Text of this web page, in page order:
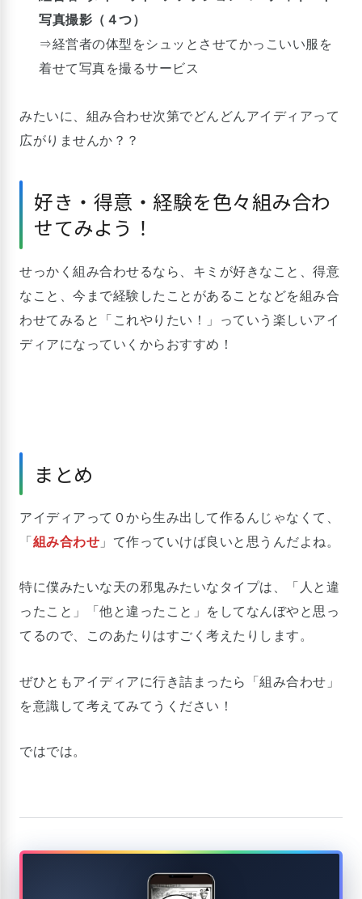
写真撮影（４つ）
⇒経営者の体型をシュッとさせてかっこいい服を
着せて写真を撮るサービス
みたいに、組み合わせ次第でどんどんアイディアって
広がりませんか？？
好き・得意・経験を色々組み合わ
せてみよう！
せっかく組み合わせるなら、キミが好きなこと、得意
なこと、今まで経験したことがあることなどを組み合
わせてみると「これやりたい！」っていう楽しいアイ
ディアになっていくからおすすめ！
まとめ
アイディアって０から生み出して作るんじゃなくて、
「 組み合わせ 」て作っていけば良いと思うんだよね。
特に僕みたいな天の邪鬼みたいなタイプは、「人と違
ったこと」「他と違ったこと」をしてなんぼやと思っ
てるので、このあたりはすごく考えたりします。
ぜひともアイディアに行き詰まったら「組み合わせ」
を意識して考えてみてうください！
ではでは。